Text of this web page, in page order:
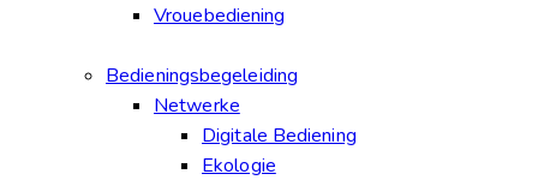
Vrouebediening
Bedieningsbegeleiding
Netwerke
Digitale Bediening
Ekologie